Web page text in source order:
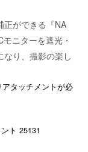
正ができる『NA
ニターを遮光・
り、撮影の楽し
タッチメントが必
ト 25131